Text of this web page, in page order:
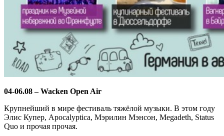
04-06.08 – Wacken Open Air
Крупнейший в мире фестиваль тяжёлой музыки. В этом году
Элис Купер, Apocalyptica, Мэрилин Мэнсон, Megadeth, Status
Quo и прочая прочая.